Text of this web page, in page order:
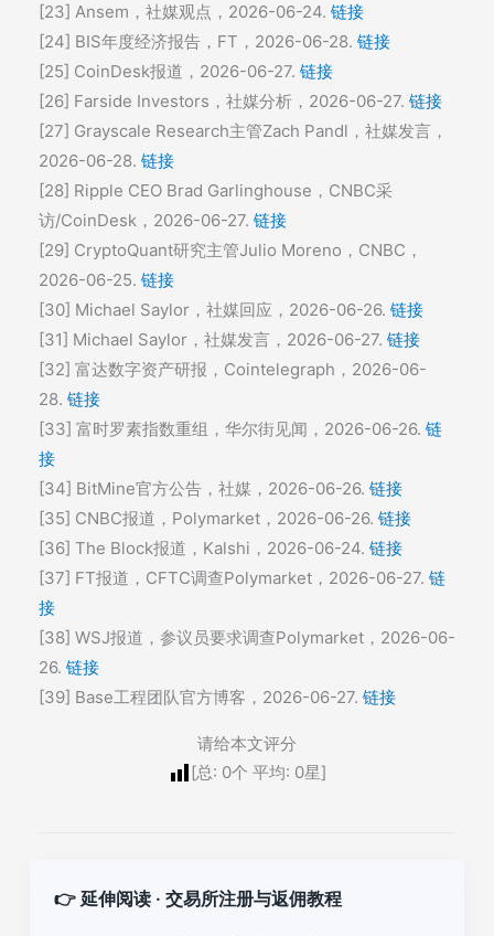
[23] Ansem，社媒观点，2026-06-24. 链接
[24] BIS年度经济报告，FT，2026-06-28. 链接
[25] CoinDesk报道，2026-06-27. 链接
[26] Farside Investors，社媒分析，2026-06-27. 链接
[27] Grayscale Research主管Zach Pandl，社媒发言，
2026-06-28. 链接
[28] Ripple CEO Brad Garlinghouse，CNBC采
访/CoinDesk，2026-06-27. 链接
[29] CryptoQuant研究主管Julio Moreno，CNBC，
2026-06-25. 链接
[30] Michael Saylor，社媒回应，2026-06-26. 链接
[31] Michael Saylor，社媒发言，2026-06-27. 链接
[32] 富达数字资产研报，Cointelegraph，2026-06-
28. 链接
[33] 富时罗素指数重组，华尔街见闻，2026-06-26. 链
接
[34] BitMine官方公告，社媒，2026-06-26. 链接
[35] CNBC报道，Polymarket，2026-06-26. 链接
[36] The Block报道，Kalshi，2026-06-24. 链接
[37] FT报道，CFTC调查Polymarket，2026-06-27. 链
接
[38] WSJ报道，参议员要求调查Polymarket，2026-06-
26. 链接
[39] Base工程团队官方博客，2026-06-27. 链接
请给本文评分
[总: 0个 平均: 0星]
👉 延伸阅读 · 交易所注册与返佣教程